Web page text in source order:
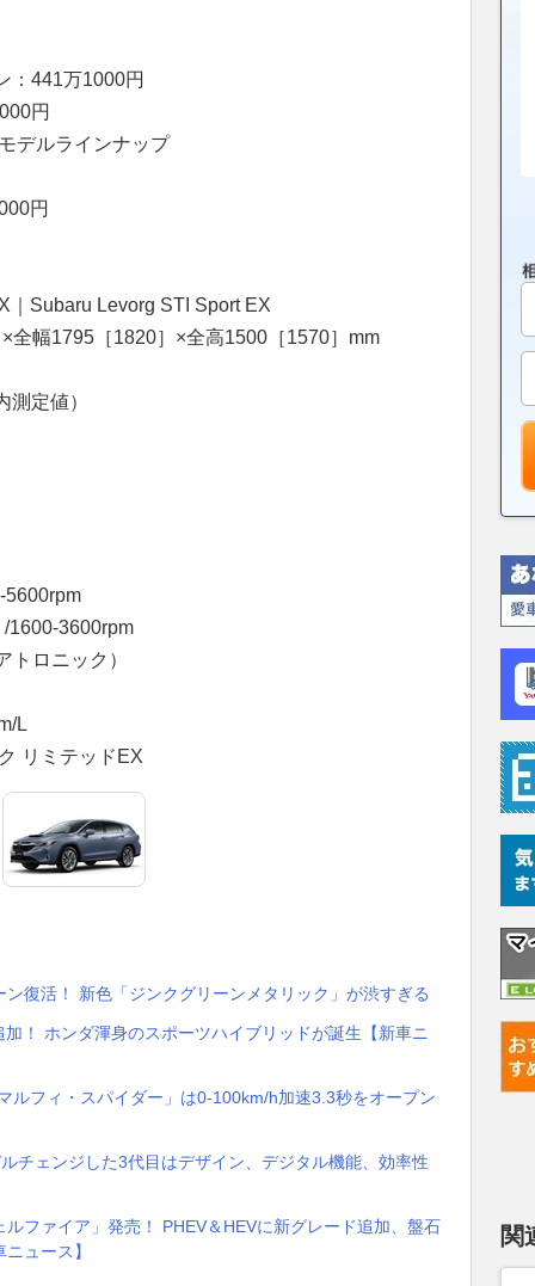
：441万1000円
円
デルラインナップ
円
Subaru Levorg STI Sport EX
全幅1795［1820］×全高1500［1570］mm
定値）
5600rpm
1600-3600rpm
ロニック）
L
リミテッドEX
復活！ 新色「ジンクグリーンメタリック」が渋すぎる
！ ホンダ渾身のスポーツハイブリッドが誕生【新車ニ
ルフィ・スパイダー」は0-100km/h加速3.3秒をオープン
チェンジした3代目はデザイン、デジタル機能、効率性
ファイア」発売！ PHEV＆HEVに新グレード追加、盤石
ュース】
関